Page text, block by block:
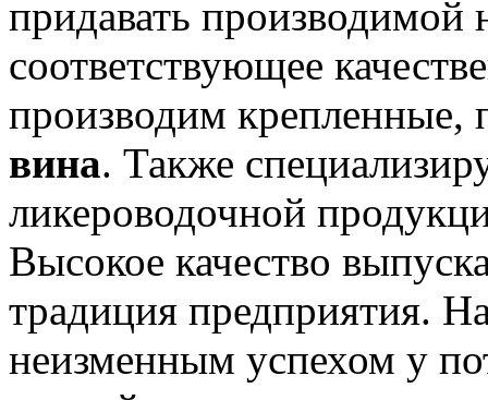
придавать
соответствующее
производим крепленные,
вина. Также
ликероводочной
Высокое качество
традиция предприятия.
неизменным успехом у